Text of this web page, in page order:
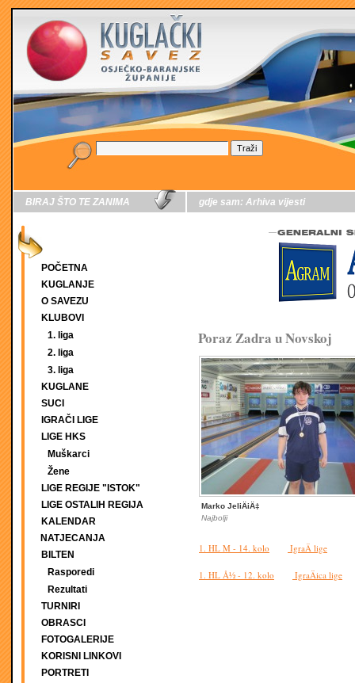
BIRAJ ŠTO TE ZANIMA
POČETNA
KUGLANJE
O SAVEZU
KLUBOVI
1. liga
2. liga
3. liga
KUGLANE
SUCI
IGRAČI LIGE
LIGE HKS
Muškarci
Žene
LIGE REGIJE "ISTOK"
LIGE OSTALIH REGIJA
KALENDAR
NATJECANJA
BILTEN
Rasporedi
Rezultati
TURNIRI
OBRASCI
FOTOGALERIJE
KORISNI LINKOVI
PORTRETI
gdje sam: Arhiva vijesti
Poraz Zadra u Novskoj
Marko JeliÄiÄ‡
Najbolji
1. HL M - 14. kolo IgraÄ lige
1. HL Å½ - 12. kolo IgraÄica lige